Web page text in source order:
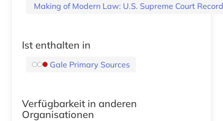
Making of Modern Law: U.S. Supreme Court
Ist enthalten in
Gale Primary Sources
Verfügbarkeit in anderen
Organisationen